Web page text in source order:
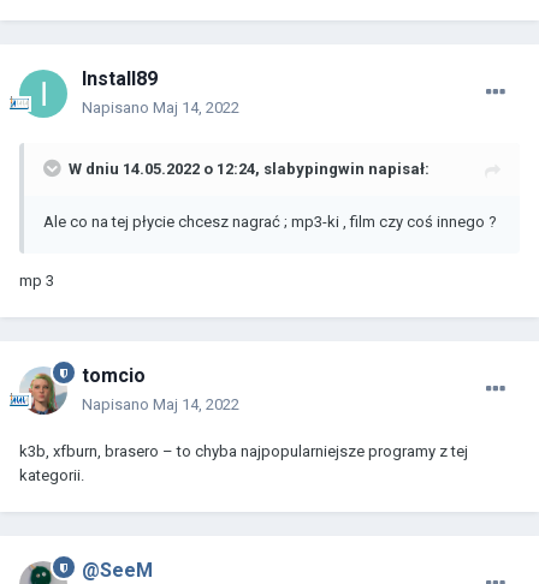
Install89
Napisano Maj 14, 2022
W dniu 14.05.2022 o 12:24, slabypingwin napisał:
Ale co na tej płycie chcesz nagrać ; mp3-ki , film czy coś innego ?
mp 3
tomcio
Napisano Maj 14, 2022
k3b, xfburn, brasero – to chyba najpopularniejsze programy z tej
kategorii.
@SeeM